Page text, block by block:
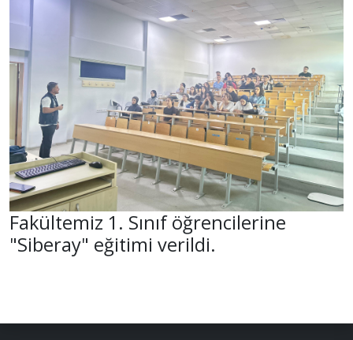
Fakültemiz 1. Sınıf öğrencilerine
"Siberay" eğitimi verildi.